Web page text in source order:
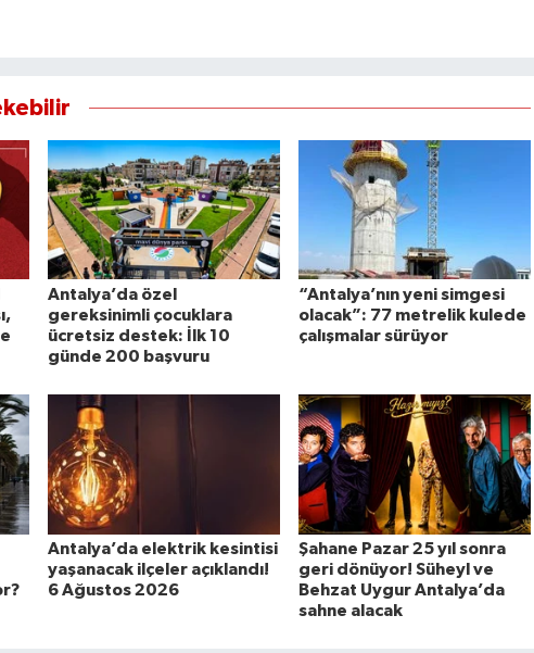
Antalya’da özel
gereksinimli çocuklara
ücretsiz destek: İlk 10
günde 200 başvuru
“Antalya’nın yeni simgesi
olacak”: 77 metrelik kulede
çalışmalar sürüyor
Antalya’da elektrik kesintisi
yaşanacak ilçeler açıklandı!
6 Ağustos 2026
Şahane Pazar 25 yıl sonra
geri dönüyor! Süheyl ve
Behzat Uygur Antalya’da
sahne alacak